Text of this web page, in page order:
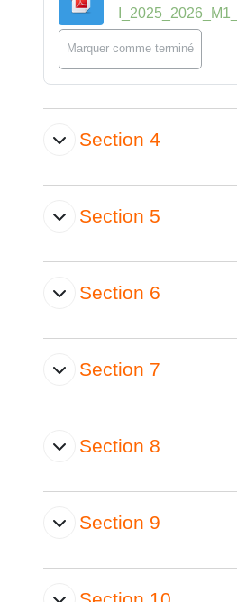
Marquer comme terminé
Section 4
Section 5
Section 6
Section 7
Section 8
Section 9